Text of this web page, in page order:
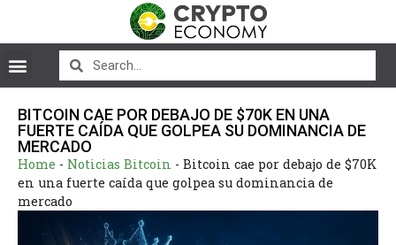
BITCOIN CAE POR DEBAJO DE $70K EN UNA
FUERTE CAÍDA QUE GOLPEA SU DOMINANCIA DE
MERCADO
Home - Noticias Bitcoin - Bitcoin cae por debajo de $70K
en una fuerte caída que golpea su dominancia de
mercado